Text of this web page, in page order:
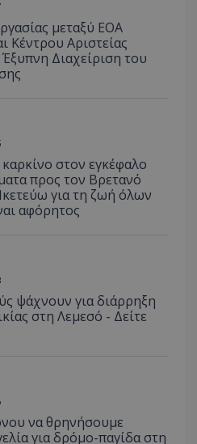
μεταξύ ΕΟΑ
Κέντρου Αριστείας
Έξυπνη Διαχείριση του
στον εγκέφαλο
προς τον Βρετανό
για τη ζωή όλων
αφόρητος
ψάχνουν για διάρρηξη
στη Λεμεσό - Δείτε
να θρηνήσουμε
για δρόμο-παγίδα στη